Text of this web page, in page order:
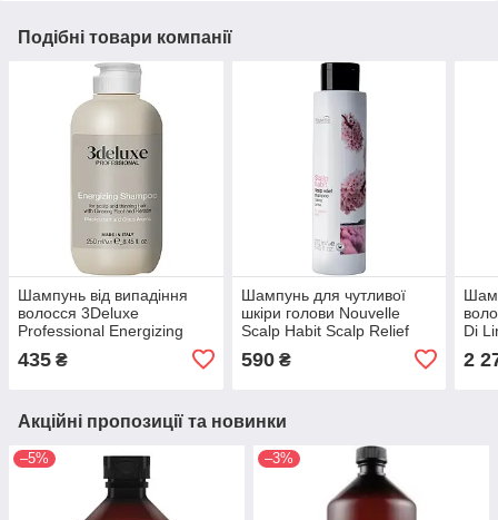
Подібні товари компанії
Шампунь від випадіння
волосся 3Deluxe
Professional Energizing
435 ₴
Шампунь для чутливої
шкіри голови Nouvelle
Scalp Habit Scalp Relief
590₴
Di
2
Акційні пропозиції та новинки
–5% –3%